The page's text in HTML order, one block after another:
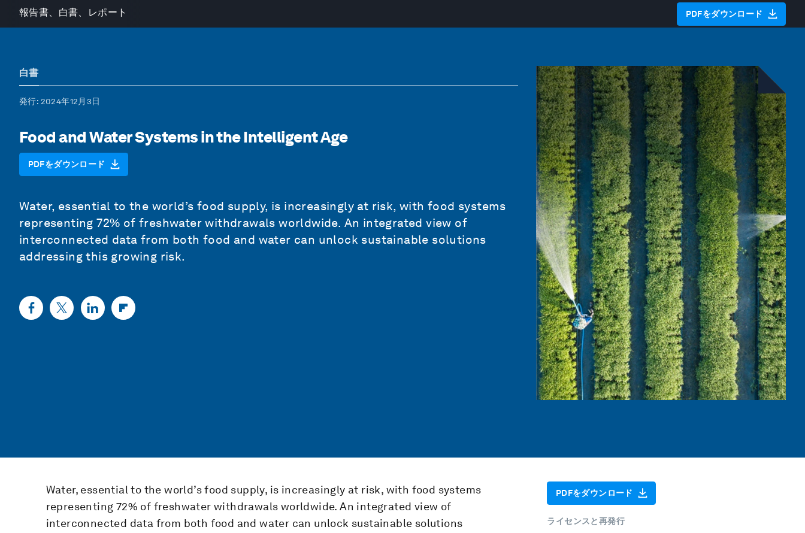
報告書、白書、レポート PDFをダウンロード
白書
発行: 2024年12月3日
Food and Water Systems in the Intelligent Age
PDFをダウンロード
Water, essential to the world’s food supply, is increasingly at risk, with food systems
representing 72% of freshwater withdrawals worldwide. An integrated view of
interconnected data from both food and water can unlock sustainable solutions
addressing this growing risk.
Water, essential to the world’s food supply, is increasingly at risk, with food systems
representing 72% of freshwater withdrawals worldwide. An integrated view of
interconnected data from both food and water can unlock sustainable solutions
PDFをダウンロード
ライセンスと再発行